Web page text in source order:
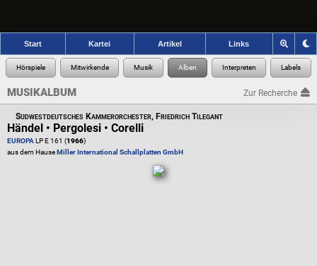
Start Kartei Artikel Links
MUSIKALBUM Zur Recherche
Südwestdeutsches Kammerorchester, Friedrich Tilegant
Händel • Pergolesi • Corelli
EUROPA LP E 161 (1966)
aus dem Hause Miller International Schallplatten GmbH